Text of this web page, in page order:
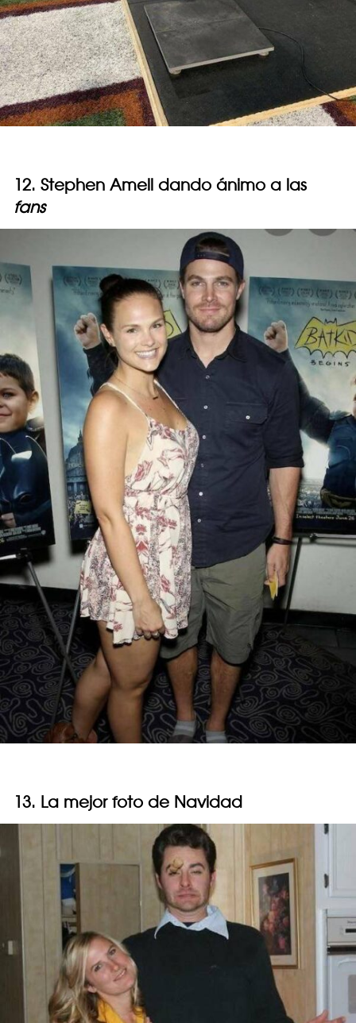
12. Stephen Amell dando ánimo a las
fans
13. La mejor foto de Navidad